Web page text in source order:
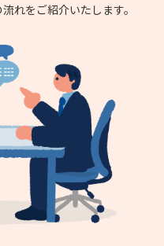
れをご紹介いたします。